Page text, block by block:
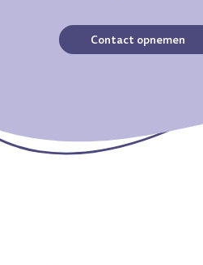
Contact opnemen